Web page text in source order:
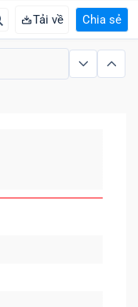
Tải về Chia sẻ